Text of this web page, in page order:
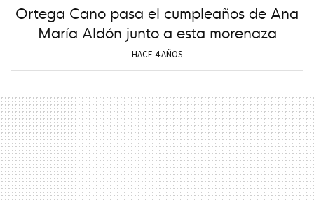
Ortega Cano pasa el cumpleaños de Ana
María Aldón junto a esta morenaza
HACE 4 AÑOS